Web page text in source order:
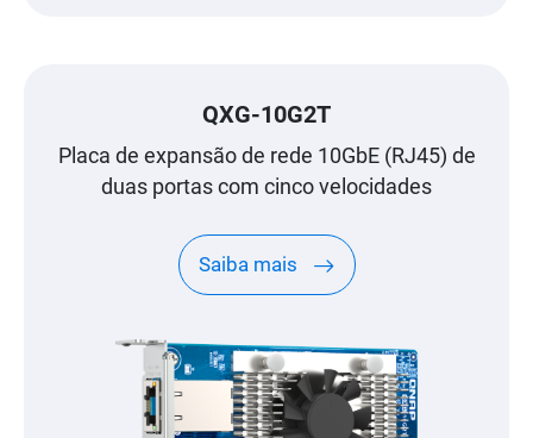
QXG-10G2T
Placa de expansão de rede 10GbE (RJ45) de
duas portas com cinco velocidades
Saiba mais